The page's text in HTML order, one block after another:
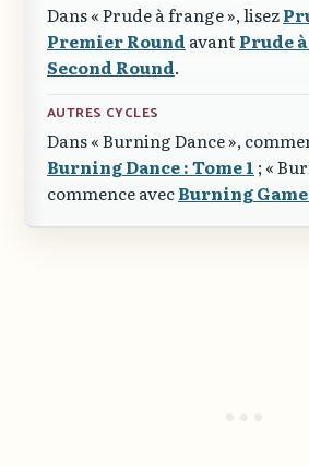
Dans« Prude à frange », lisez
Premier Round avantPrude
Second Round.
AUTRES CYCLES
Dans« Burning Dance »,
Burning Dance : Tome 1 ;«
commence avecBurning